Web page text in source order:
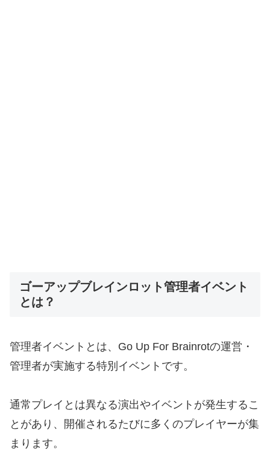
ゴーアップブレインロット管理者イベント
とは？
管理者イベントとは、Go Up For Brainrotの運営・
管理者が実施する特別イベントです。
通常プレイとは異なる演出やイベントが発生するこ
とがあり、開催されるたびに多くのプレイヤーが集
まります。